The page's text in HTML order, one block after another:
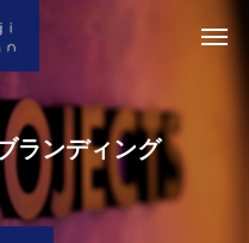
ランディング